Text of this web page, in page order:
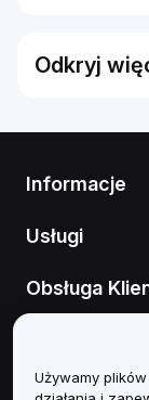
Odkryj
Informacje
Usługi
Obsługa
Informacje
Używamy